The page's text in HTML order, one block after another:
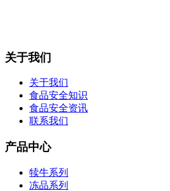
关于我们
关于我们
食品安全知识
食品安全资讯
联系我们
产品中心
犊牛系列
冻品系列